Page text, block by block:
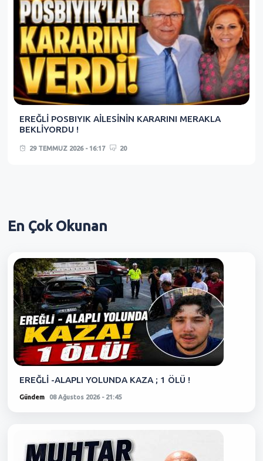
EREĞLİ POSBIYIK AİLESİNİN KARARINI MERAKLA
BEKLİYORDU !
29 TEMMUZ 2026 - 16:17 20
En ÇokOkunan
EREĞLİ -ALAPLI YOLUNDA KAZA ; 1 ÖLÜ !
Gündem 08 Ağustos 2026 - 21:45